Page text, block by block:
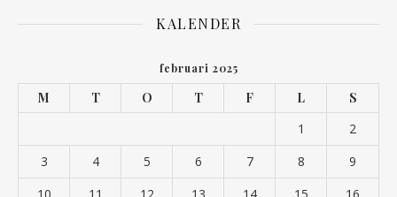
KALENDER
februari 2025
M T O T F L
S
1
2
3
4 5 6 7 8
9